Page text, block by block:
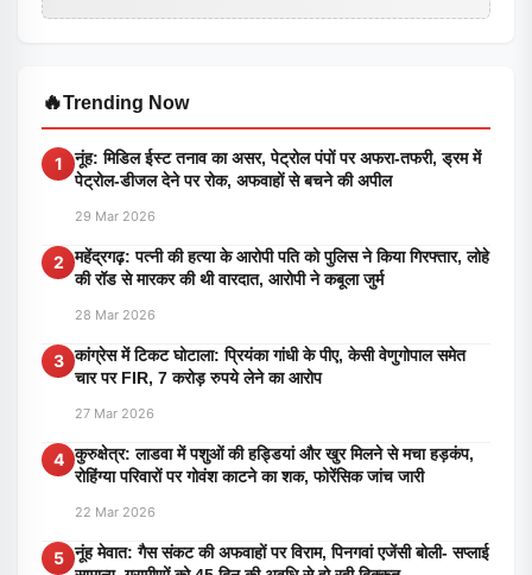
🔥Trending Now
1
नूंह: मिडिल ईस्ट तनाव का असर, पेट्रोल पंपों पर अफरा-तफरी, ड्रम में
पेट्रोल-डीजल देने पर रोक, अफवाहों से बचने की अपील
29 Mar 2026
2
महेंद्रगढ़: पत्नी की हत्या के आरोपी पति को पुलिस ने किया गिरफ्तार, लोहे
की रॉड से मारकर की थी वारदात, आरोपी ने कबूला जुर्म
28 Mar 2026
3 कांग्रेस में टिकट घोटाला: प्रियंका गांधी के पीए, केसी वेणुगोपाल समेत
चार पर FIR, 7 करोड़ रुपये लेने का आरोप
27 Mar 2026
4 कुरुक्षेत्र: लाडवा में पशुओं की हड्डियां और खुर मिलने से मचा हड़कंप,
रोहिंग्या परिवारों पर गोवंश काटने का शक, फोरेंसिक जांच जारी
22 Mar 2026
5 नूंह मेवात: गैस संकट की अफवाहों पर विराम, पिनगवां एजेंसी बोली- सप्लाई